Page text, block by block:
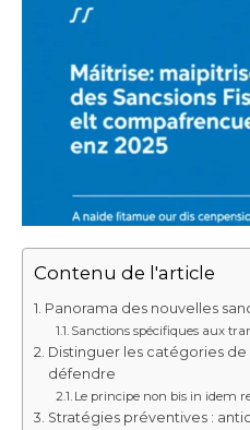
Contenu de l'article
Panorama des nouvelles
Sanctions spécifiques aux
Distinguer les catégories
défendre
Le principe non bis in idem
Stratégies préventives :